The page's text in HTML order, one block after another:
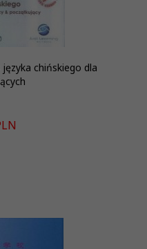
chińskiego dla